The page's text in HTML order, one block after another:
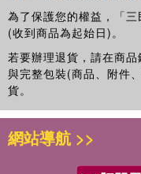
為了保護您的權益，「三
(收到商品為起始日)。
若要辦理退貨，請在商
與完整包裝(商品、附件
貨。
網站導航 >>